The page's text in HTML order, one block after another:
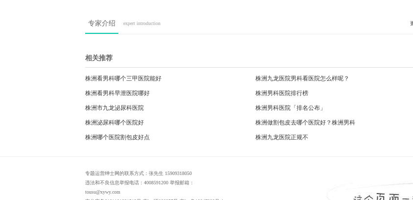
专家介绍 expert introduction
相关推荐
株洲看男科哪个三甲医院能好 株洲九龙医院男科看医院怎么样呢？
株洲看男科早泄医院哪好 株洲男科医院排行榜
株洲市九龙泌尿科医院 株洲男科医院「排名公布」
株洲泌尿科哪个医院好 株洲做割包皮去哪个医院好？株洲男科
株洲哪个医院割包皮好点 株洲九龙医院正规不
专题运营绅士网的联系方式：张先生 15909318050
违法和不良信息举报电话：4008591200 举报邮箱：
tousu@xywy.com